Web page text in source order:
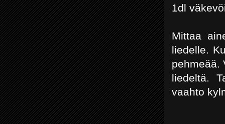
1dl
Mittaa
liedelle.
pehmeää.
liedeltä.
vaahto